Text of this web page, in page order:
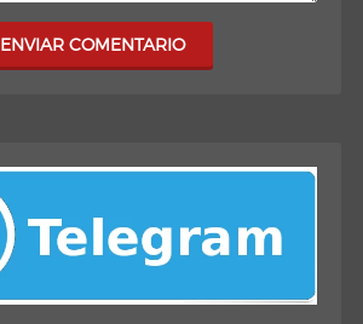
ENVIAR COMENTARIO